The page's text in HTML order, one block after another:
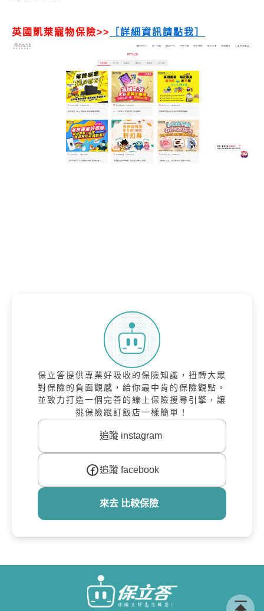
英國凱萊寵物保險>> 詳細資訊請點我
保立答提供專業好吸收的保險知識，扭轉大眾
對保險的負面觀感，給你最中肯的保險觀點。
並致力打造一個完善的線上保險搜尋引擎，讓
挑保險跟訂飯店一樣簡單！
追蹤 instagram
追蹤 facebook
來去 比較保險